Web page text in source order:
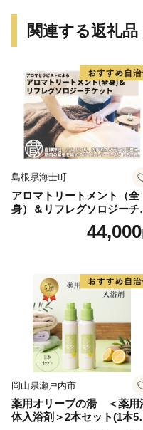
に里帰りした国宝「山
備前長船刀剣博物館に
た刀剣文化をご鑑賞くだ
３町それぞれの魅力が
しください。
関連する返礼
島根県海士町
アロマトリートメント（全
身）＆リフレグソロジーチ
44,000
岡山県瀬戸内市
薬用オリーブの湯 ＜薬用
体入浴剤＞2本セット(1本